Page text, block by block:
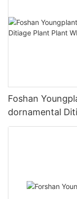
Foshan
dornamental
Import от